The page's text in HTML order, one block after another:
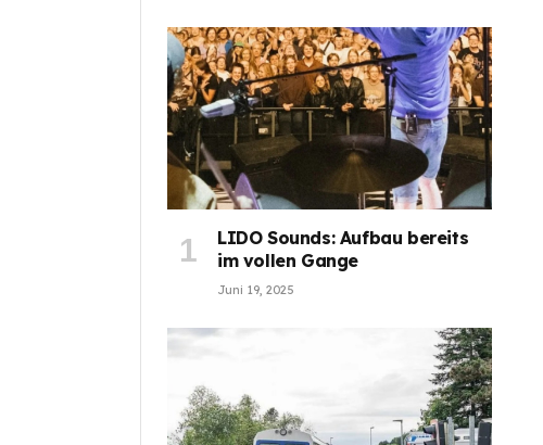
LIDO Sounds: Aufbau bereits
im vollen Gange
Juni 19, 2025